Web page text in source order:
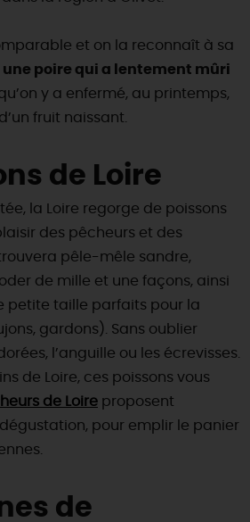
et on la reconnaît à sa
une poire qui a lentement mûri
y a enfermé, au printemps,
fruit naissant.
de Loire
la Loire regorge de poissons
des pêcheurs et des
pêle-mêle sandre,
de mille et une façons, ainsi
petite taille parfaits pour la
gardons). Sans oublier
l’anguille ou les écrevisses.
de Loire, ces poissons vous
de Loire proposent
pour emplir le panier
de